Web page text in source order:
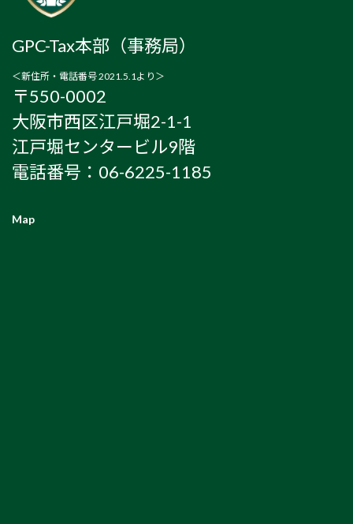
GPC-Tax本部（事務局）
＜新住所・電話番号 2021.5.1より＞
〒550-0002
大阪市西区江戸堀2-1-1
江戸堀センタービル9階
電話番号：06-6225-1185
Map